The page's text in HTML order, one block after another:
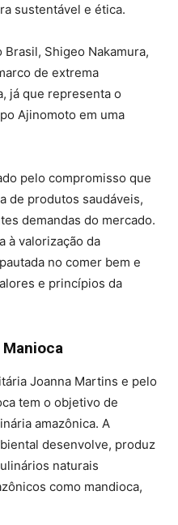
sustentável e ética.
Shigeo Nakamura,
de extrema
já que representa o
Ajinomoto em uma
pelo compromisso que
de produtos saudáveis,
demandas do mercado.
à valorização da
no comer bem e
e princípios da
Joanna Martins e pelo
tem o objetivo de
amazônica. A
desenvolve, produz
naturais
como mandioca,